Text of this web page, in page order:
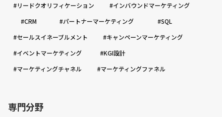
#リードクオリフィケーション
#インバウンドマーケティング
#CRM
#パートナーマーケティング
#SQL
#セールスイネーブルメント
#キャンペーンマーケティング
#イベントマーケティング
#KGI設計
#マーケティングチャネル
#マーケティングファネル
専門分野